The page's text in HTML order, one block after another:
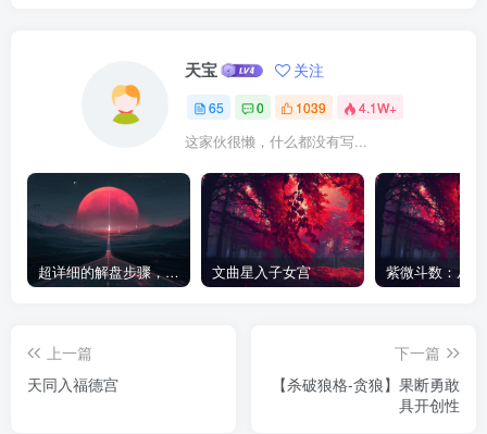
天宝 关注
65 0 1039 4.1W+
这家伙很懒，什么都没有写...
超详细的解盘步骤，紫微斗数入门新手小白必收藏 文曲星入子女宫
上一篇
天同入福德宫
下一篇
【杀破狼格-贪狼】果断勇敢
具开创性